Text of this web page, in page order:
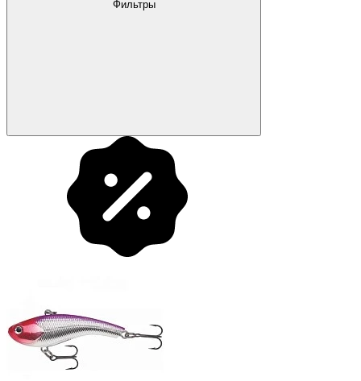
Фильтры